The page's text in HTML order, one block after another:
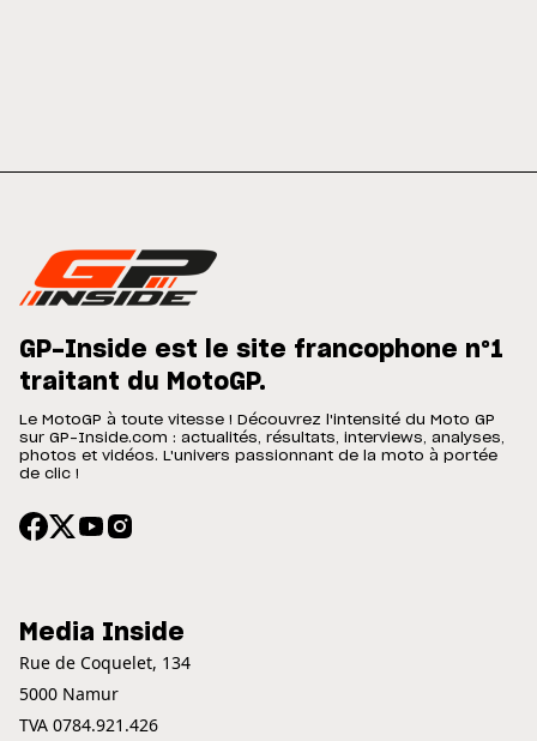
GP-Inside est le site francophone n°1
traitant du MotoGP.
Le MotoGP à toute vitesse ! Découvrez l'intensité du Moto GP
sur GP-Inside.com : actualités, résultats, interviews, analyses,
photos et vidéos. L'univers passionnant de la moto à portée
de clic !
Media Inside
Rue de Coquelet, 134
5000 Namur
TVA 0784.921.426